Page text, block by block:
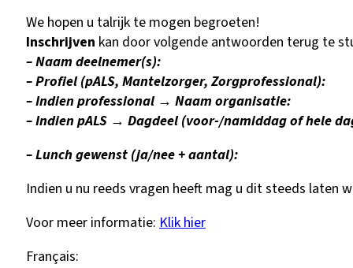
We hopen u talrijk te mogen begroeten!
Inschrijven kan door volgende antwoorden terug te
– Naam deelnemer(s):
– Profiel (pALS, Mantelzorger, Zorgprofessional):
– Indien professional → Naam organisatie:
– Indien pALS → Dagdeel (voor-/namiddag of hele
– Lunch gewenst (ja/nee + aantal):
Indien u nu reeds vragen heeft mag u dit steeds laten
Voor meer informatie: Klik hier
Français: